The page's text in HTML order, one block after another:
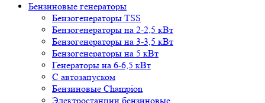
Бензиновые генераторы
Бензогенераторы TSS
Бензогенераторы на 2-2,5 кВт
Бензогенераторы на 3-3,5 кВт
Бензогенераторы на 5 кВт
Генераторы на 6-6,5 кВт
С автозапуском
Бензиновые Champion
Электростанции бензиновые